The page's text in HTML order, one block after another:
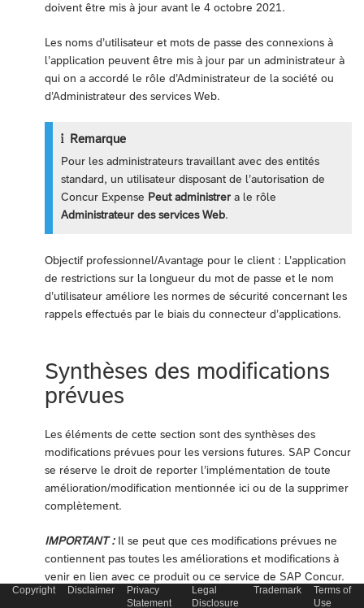
doivent être mis à jour avant le 4 octobre 2021.
Les noms d’utilisateur et mots de passe des connexions à
l’application peuvent être mis à jour par un administrateur à
qui on a accordé le rôle d’Administrateur de la société ou
d’Administrateur des services Web.
Remarque
Pour les administrateurs travaillant avec des entités
standard, un utilisateur disposant de l’autorisation de
Concur Expense Peut administrer a le rôle
Administrateur des services Web.
Objectif professionnel/Avantage pour le client : L’application
de restrictions sur la longueur du mot de passe et le nom
d’utilisateur améliore les normes de sécurité concernant les
rappels effectués par le biais du connecteur d’applications.
Synthèses des modifications
prévues
Les éléments de cette section sont des synthèses des
modifications prévues pour les versions futures. SAP Concur
se réserve le droit de reporter l’implémentation de toute
amélioration/modification mentionnée ici ou de la supprimer
complètement.
IMPORTANT :Il se peut que ces modifications prévues ne
contiennent pas toutes les améliorations et modifications à
venir en lien avec ce produit ou ce service de SAP Concur.
Les modifications prévues qui s’appliquent à plusieurs
Copyright Disclaimer
Privacy
Statement
Legal
Disclosure
Trademark
Terms of
Use